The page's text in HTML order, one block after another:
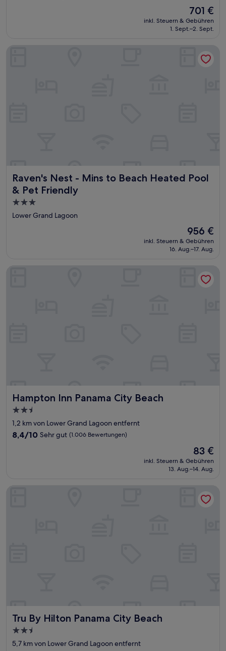
Der
Preis
beträgt
701 €
inkl. Steuern & Gebühren
1. Sept.–2. Sept.
Raven's Nest - Mins to Beach Heated Pool
& Pet Friendly
Raven's Nest - Mins to Beach Heated Pool & Pet Friendly
3.0-
Sterne-
Lower Grand Lagoon
Der
Preis
beträgt
956 €
inkl. Steuern & Gebühren
16. Aug.–17. Aug.
Hampton Inn Panama City Beach
Hampton Inn Panama City Beach
2.5-
Sterne-
Unterkunft
1,2 km von Lower Grand Lagoon entfernt
8.4
Bewertungen)
8,4/10 Sehr gut (1.006 Bewertungen)
Der
Preis
beträgt
83 €
inkl. Steuern & Gebühren
13. Aug.–14. Aug.
Hampton Inn Panama City Beach
Tru By Hilton Panama City Beach
Tru By Hilton Panama City Beach
2.5-
Sterne-
5,7 km von Lower Grand Lagoon entfernt